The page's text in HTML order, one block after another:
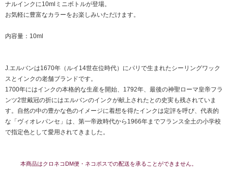
ナルインクに10mlミニボトルが登場。
お気軽に豊富なカラーをお楽しみいただけます。
内容量：10ml
J.エルバンは1670年（ルイ14世在位時代）にパリで生まれたシーリングワック
スとインクの老舗ブランドです。
1700年にはインクの本格的な生産を開始、1792年、最後の神聖ローマ皇帝フラ
ンツ2世戴冠の折にはエルバンのインクが献上されたとの史実も残されていま
す。自然の中の豊かな色のイメージに着想を得たインクは定評を呼び、代表的
な「ヴィオレパンセ」は、第一帝政時代から1966年までフランス全土の小学校
で指定色として愛用されてきました。
本商品はクロネコDM便・ネコポスでの配送を承ることができません。